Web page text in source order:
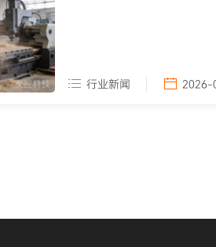
行业新闻 2026-